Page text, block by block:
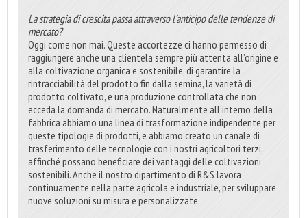
La strategia di crescita passa attraverso l’anticipo delle tendenze di
mercato?
Oggi come non mai. Queste accortezze ci hanno permesso di
raggiungere anche una clientela sempre più attenta all’origine e
alla coltivazione organica e sostenibile, di garantire la
rintracciabilità del prodotto fin dalla semina, la varietà di
prodotto coltivato, e una produzione controllata che non
ecceda la domanda di mercato. Naturalmente all’interno della
fabbrica abbiamo una linea di trasformazione indipendente per
queste tipologie di prodotti, e abbiamo creato un canale di
trasferimento delle tecnologie con i nostri agricoltori terzi,
affinché possano beneficiare dei vantaggi delle coltivazioni
sostenibili. Anche il nostro dipartimento di R&S lavora
continuamente nella parte agricola e industriale, per sviluppare
nuove soluzioni su misura e personalizzate.